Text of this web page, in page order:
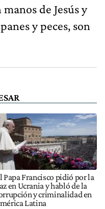
de Jesús y
y peces, son
Papa Francisco pidió por la
en Ucrania y habló de la
y criminalidad en
Latina